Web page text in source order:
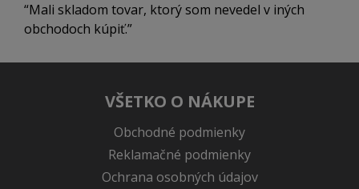
Mali skladom tovar, ktorý som nevedel v iných
obchodoch kúpiť.
VŠETKO O NÁKUPE
Obchodné podmienky
Reklamačné podmienky
Ochrana osobných údajov